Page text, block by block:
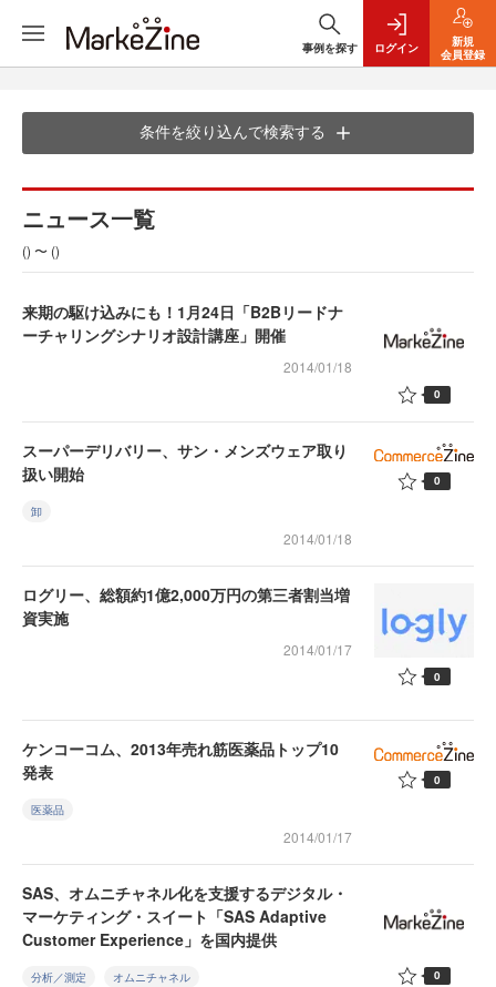
事例を探す ログイン
新規
会員登録
条件を絞り込んで検索する
ニュース一覧
() 〜 ()
来期の駆け込みにも！1月24日「B2Bリードナ
ーチャリングシナリオ設計講座」開催
2014/01/18
0
スーパーデリバリー、サン・メンズウェア取り
扱い開始
卸
2014/01/18
0
ログリー、総額約1億2,000万円の第三者割当増
資実施
2014/01/17
0
ケンコーコム、2013年売れ筋医薬品トップ10
発表
医薬品
2014/01/17
0
SAS、オムニチャネル化を支援するデジタル・
マーケティング・スイート「SAS Adaptive
Customer Experience」を国内提供
分析／測定 オムニチャネル 0